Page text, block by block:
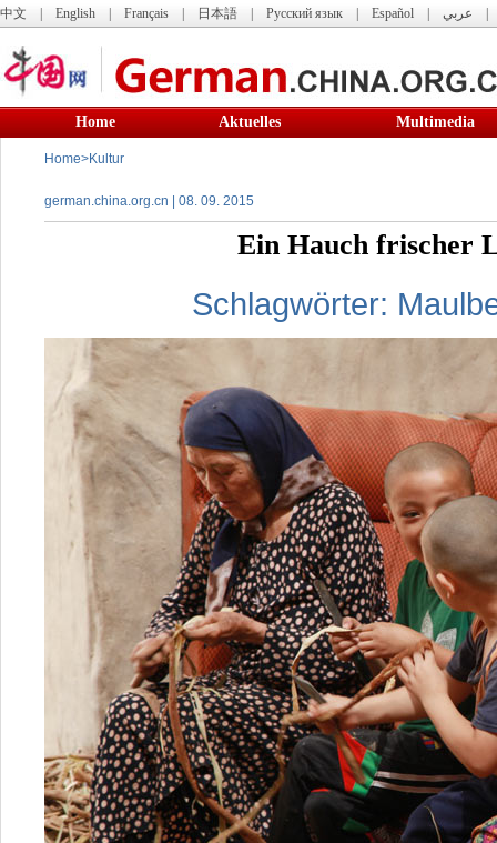
中文 English Français 日本語 Русский язык Español عربي
Home Aktuelles Multimedia
Home>Kultur
german.china.org.cn | 08. 09. 2015
Ein Hauch frischer
Schlagwörter: